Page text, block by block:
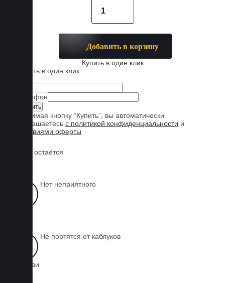
Добавить в корзину
Купить в один клик
Купить в один клик
Телефон
Нажимая кнопку “Купить”, вы автоматически
соглашаетесь с политикой конфиденциальности и
условиями оферты
Обувь остаётся
Нет неприятного
Не портятся от каблуков
на обуви